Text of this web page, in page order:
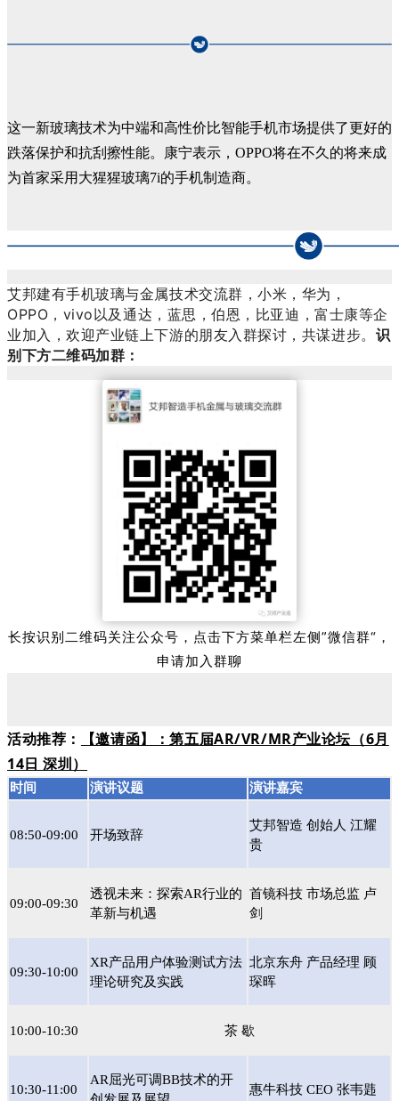
这一新玻璃技术为中端和高性价比智能手机市场提供了更好的
跌落保护和抗刮擦性能。康宁表示，OPPO将在不久的将来成
为首家采用大猩猩玻璃7i的手机制造商。
艾邦建有手机玻璃与金属技术交流群，小米，华为，
OPPO，vivo以及通达，蓝思，伯恩，比亚迪，富士康等企
业加入，欢迎产业链上下游的朋友入群探讨，共谋进步。 识
别下方二维码加群：
长按识别二维码关注公众号，点击下方菜单栏左侧”微信群“，
申请加入群聊
活动推荐：
【邀请函】：第五届AR/VR/MR产业论坛（6月
14日 深圳）
时间 演讲议题 演讲嘉宾
08:50-09:00 开场致辞
艾邦智造 创始人 江耀
贵
09:00-09:30
透视未来：探索AR行业的
革新与机遇
首镜科技 市场总监 卢
剑
09:30-10:00
XR产品用户体验测试方法
理论研究及实践
北京东舟 产品经理 顾
琛晖
10:00-10:30 茶 歇
10:30-11:00
AR屈光可调BB技术的开
惠牛科技 CEO 张韦韪